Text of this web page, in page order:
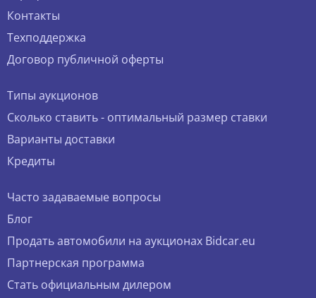
Контакты
Техподдержка
Договор публичной оферты
Типы аукционов
Сколько ставить - оптимальный размер ставки
Варианты доставки
Кредиты
Часто задаваемые вопросы
Блог
Продать автомобили на аукционах Bidcar.eu
Партнерская программа
Стать официальным дилером